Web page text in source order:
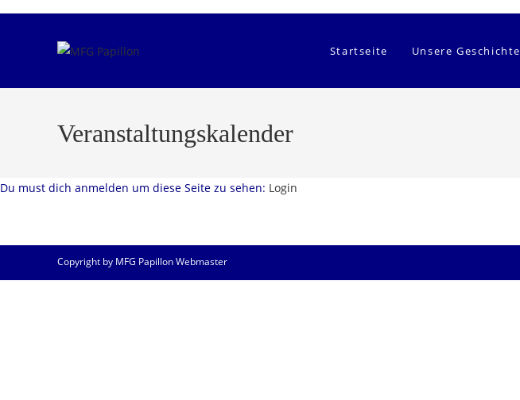
Startseite Unsere Geschichte
Veranstaltungskalender
Du must dich anmelden um diese Seite zu sehen: Login
Copyright by MFG Papillon Webmaster